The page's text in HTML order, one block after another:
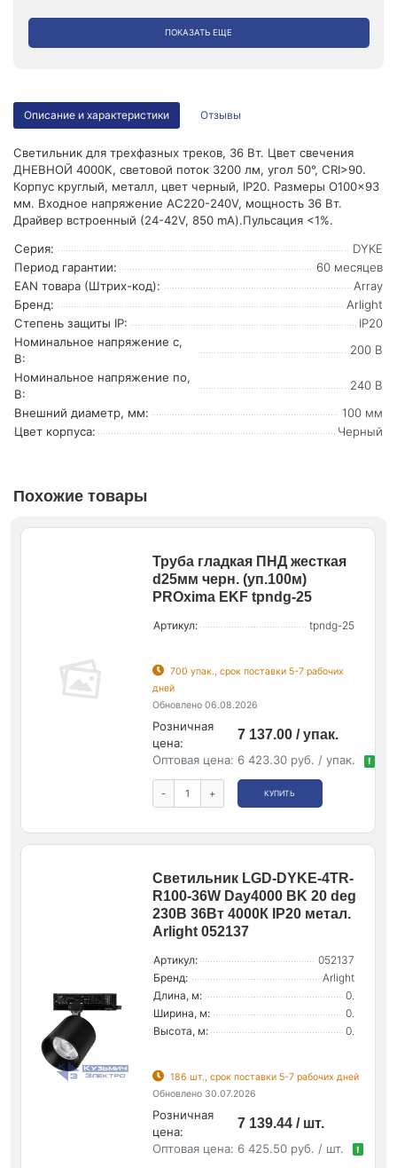
ПОКАЗАТЬ ЕЩЕ
Описание и характеристики Отзывы
Светильник для трехфазных треков, 36 Вт. Цвет свечения
ДНЕВНОЙ 4000K, световой поток 3200 лм, угол 50°, CRI>90.
Корпус круглый, металл, цвет черный, IP20. Размеры O100x93
мм. Входное напряжение AC220-240V, мощность 36 Вт.
Драйвер встроенный (24-42V, 850 mA).Пульсация <1%.
Серия:
DYKE
Период гарантии:
60 месяцев
EAN товара (Штрих-код):
Array
Бренд:
Arlight
Степень защиты IP:
IP20
Номинальное напряжение с,
В:
200 В
Номинальное напряжение по,
В:
240 В
Внешний диаметр, мм:
100 мм
Цвет корпуса:
Черный
Похожие товары
Труба гладкая ПНД жесткая
d25мм черн. (уп.100м)
PROxima EKF tpndg-25
Артикул: tpndg-25
700 упак., срок поставки 5-7 рабочих
дней
Обновлено 06.08.2026
Розничная
цена:
7 137.00 / упак.
Оптовая цена: 6 423.30 руб. / упак. !
- + КУПИТЬ
Светильник LGD-DYKE-4TR-
R100-36W Day4000 BK 20 deg
230В 36Вт 4000К IP20 метал.
Arlight 052137
Артикул:
052137
Бренд:
Arlight
Длина, м:
0.
Ширина, м:
0.
Высота, м:
0.
186 шт., срок поставки 5-7 рабочих дней
Обновлено 30.07.2026
Розничная
цена:
7 139.44 / шт.
Оптовая цена: 6 425.50 руб. / шт. !